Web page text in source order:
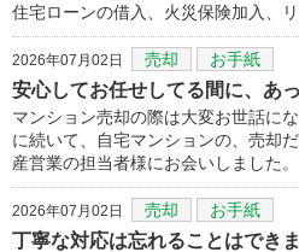
住宅ローンの借入、火災保険加入、
2026年07月02日 売却 お手紙
安心してお任せしてる間に、あ
マンション売却の際は大変お世話に
に続いて、自宅マンションの、売却
産営業の担当者様にお会いしました。
2026年07月02日 売却 お手紙
丁寧な対応は忘れることはでき